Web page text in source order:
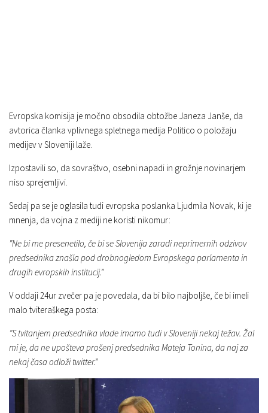
Evropska komisija je močno obsodila obtožbe Janeza Janše, da
avtorica članka vplivnega spletnega medija Politico o položaju
medijev v Sloveniji laže.
Izpostavili so, da sovraštvo, osebni napadi in grožnje novinarjem
niso sprejemljivi.
Sedaj pa se je oglasila tudi evropska poslanka Ljudmila Novak, ki je
mnenja, da vojna z mediji ne koristi nikomur:
”Ne bi me presenetilo, če bi se Slovenija zaradi neprimernih odzivov
predsednika znašla pod drobnogledom Evropskega parlamenta in
drugih evropskih institucij.”
V oddaji 24ur zvečer pa je povedala, da bi bilo najboljše, če bi imeli
malo tviteraškega posta:
”S tvitanjem predsednika vlade imamo tudi v Sloveniji nekaj težav. Žal
mi je, da ne upošteva prošenj predsednika Mateja Tonina, da naj za
nekaj časa odloži twitter.”